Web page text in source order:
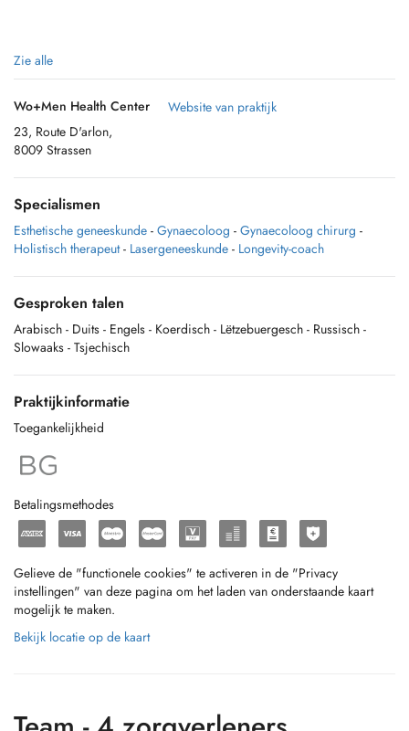
Im Wo+Men Health Center steht Ihre Gesundheit und Ihr Wohlbefinden
im Mittelpunkt. Unsere Praxis vereint Fachkompetenz, moderne
Ausstattung und einfühlsame Betreuung — für Frauen in jeder
Lebensphase. Ob Vorsorge, Schwangerschaft, hormonelle Beratung
oder ästhetische Medizin: Wir bieten ein breit gefächertes
Leistungsspektrum und individuelle Begleitung.
Unsere Leistungen – umfassend & vielfältig
- Gynäkologische Vorsorgeuntersuchungen & Krebsfrüherkennung
- Familienplanung, Verhütungsberatung & Zyklusdiagnostik
- Schwangerschaftsbetreuung, Kinderwunsch & pränatale Diagnostik
- Hormonsprechstunde, Menopausenbegleitung & urogynäkologische
- Ästhetische & lasermedizinische Angebote, ambulante Eingriffe und
- Nachsorge & persönliche Betreuung — maßgeschneidert für Ihre
Bedürfnisse
Warum Wo+Men Health Center?
Modern ausgestattete Praxisräume mit topaktuellem medizinischem
Standard.
Flexible & sichere Online-Terminbuchung über Doctena — diskret,
Zie alle
Wo+Men Health Center
23, Route D'arlon,
8009 Strassen
Website van praktijk
Specialismen
Esthetische geneeskunde - Gynaecoloog - Gynaecoloog chirurg -
Holistisch therapeut - Lasergeneeskunde - Longevity-coach
Gesproken talen
Arabisch - Duits - Engels - Koerdisch - Lëtzebuergesch - Russisch -
Slowaaks - Tsjechisch
Praktijkinformatie
Toegankelijkheid
Betalingsmethodes
Gelieve de "functionele cookies" te activeren in de "Privacy
instellingen" van deze pagina om het laden van onderstaande kaart
mogelijk te maken.
Bekijk locatie op de kaart